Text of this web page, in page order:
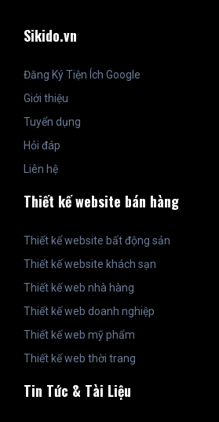
Sikido.vn
Đăng Ký Tiện Ích Google
Giới thiệu
Tuyển dụng
Hỏi đáp
Liên hệ
Thiết kế website bán hàng
Thiết kế website bất động sản
Thiết kế website khách sạn
Thiết kế web nhà hàng
Thiết kế web doanh nghiệp
Thiết kế web mỹ phẩm
Thiết kế web thời trang
Tin Tức & Tài Liệu